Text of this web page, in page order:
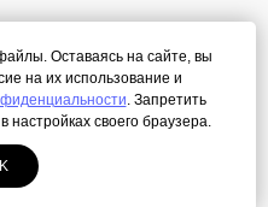
до 18:00
— ЛегионА
Оставаясь на сайте, вы
на их использование и
. Запретить
своего браузера.